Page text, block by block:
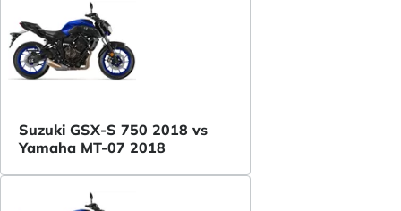
Suzuki GSX-S 750 2018 vs
Yamaha MT-07 2018